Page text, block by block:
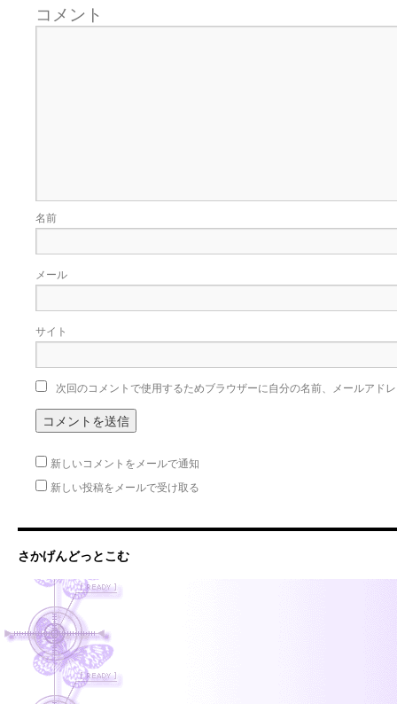
コメント
名前
メール
サイト
次回のコメントで使用するためブラウザーに自分の名前、メールアド
新しいコメントをメールで通知
新しい投稿をメールで受け取る
さかげんどっとこむ